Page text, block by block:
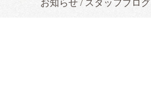
お知らせ / スタッフブログ